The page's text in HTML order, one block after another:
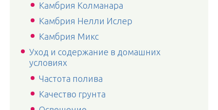
Камбрия Колманара
Камбрия Нелли Ислер
Камбрия Микс
Уход и содержание в домашних
условиях
Частота полива
Качество грунта